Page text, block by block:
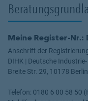
Meine Register-Nr.:
Anschrift der
DIHK | Deutsche
Breite Str. 29, 10178 Berlin
Telefon: 0180 6 00 58 50